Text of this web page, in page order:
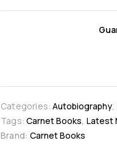
Categories: Autobiography,
Tags: Carnet Books, Latest
Brand:Carnet Books